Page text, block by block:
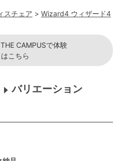
スチェア > Wizard4 ウィザード4
CAMPUSで体験
こちら
バリエーション